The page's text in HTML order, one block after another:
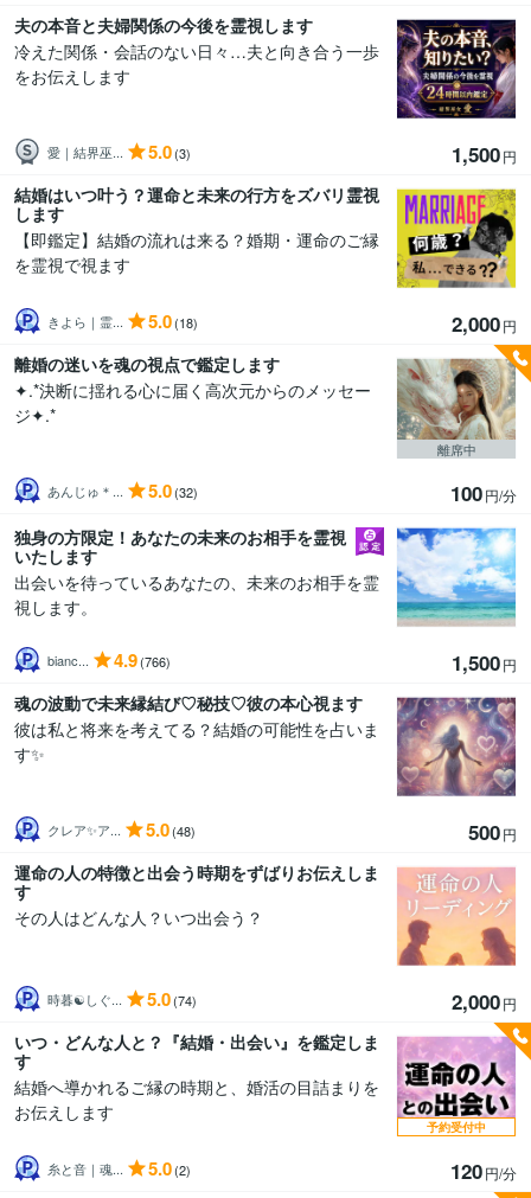
夫の本音と夫婦関係の今後を霊視します
冷えた関係・会話のない日々…夫と向き合う一歩
をお伝えします
愛｜結界巫... 5.0(3) 1,500円
結婚はいつ叶う？運命と未来の行方をズバリ霊視
します
【即鑑定】結婚の流れは来る？婚期・運命のご縁
を霊視で視ます
きよら｜霊... 5.0(18) 2,000円
離婚の迷いを魂の視点で鑑定します
✦.*決断に揺れる心に届く高次元からのメッセー
ジ✦.*
あんじゅ＊... 5.0(32) 100円/分
離席中
独身の方限定！あなたの未来のお相手を霊視
いたします
出会いを待っているあなたの、未来のお相手を霊
視します。
bianc... 4.9(766) 1,500円
魂の波動で未来縁結び♡秘技♡彼の本心視ます
彼は私と将来を考えてる？結婚の可能性を占いま
す✨
クレア✨ア... 5.0(48) 500円
運命の人の特徴と出会う時期をずばりお伝えしま
す
その人はどんな人？いつ出会う？
時暮☯しぐ... 5.0(74) 2,000円
いつ・どんな人と？『結婚・出会い』を鑑定しま
す
結婚へ導かれるご縁の時期と、婚活の目詰まりを
お伝えします
糸と音｜魂... 5.0(2) 120円/分
予約受付中